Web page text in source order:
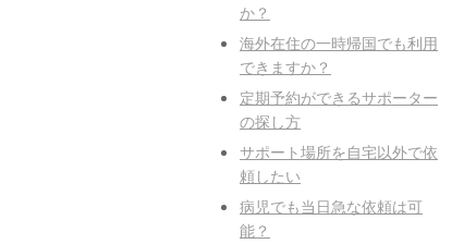
か？
海外在住の一時帰国でも利用
できますか？
定期予約ができるサポーター
の探し方
サポート場所を自宅以外で依
頼したい
病児でも当日急な依頼は可
能？